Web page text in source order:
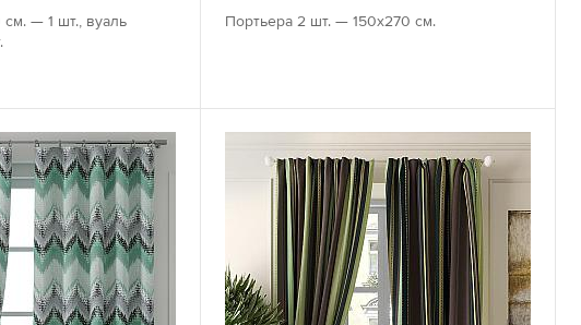
— 1 шт., вуаль
Портьера 2 шт. — 150х270 см.